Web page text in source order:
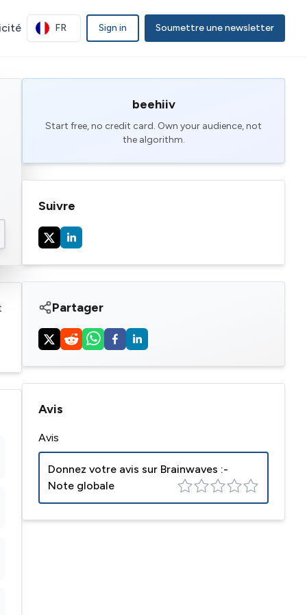
FR Sign in Soumettre une newsletter
beehiiv
Start free, no credit card. Own your audience, not
the algorithm.
Suivre
Partager
Avis
Avis
Donnez votre avis sur Brainwaves :-
Note globale